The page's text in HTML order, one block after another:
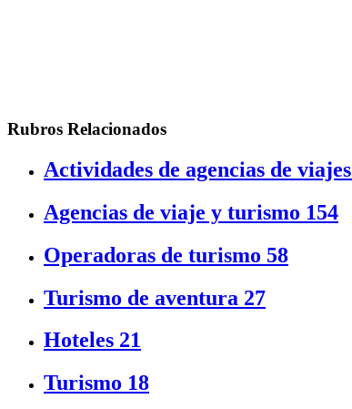
Rubros Relacionados
Actividades de agencias de viajes
Agencias de viaje y turismo 154
Operadoras de turismo 58
Turismo de aventura 27
Hoteles 21
Turismo 18